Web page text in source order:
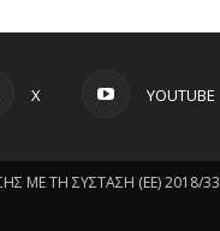
X YOUTUBE
ΜΕ ΤΗ ΣΥΣΤΑΣΗ (ΕΕ) 2018/